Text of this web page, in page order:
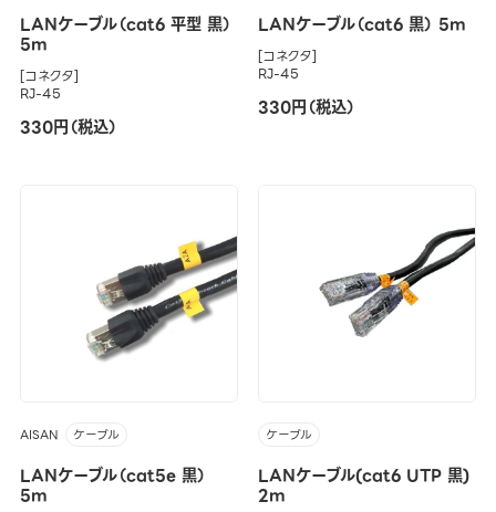
LANケーブル（cat6 平型 黒）
5m
[コネクタ]
RJ-45
330円（税込）
LANケーブル（cat6 黒） 5m
[コネクタ]
RJ-45
330円（税込）
AISAN ケーブル
LANケーブル（cat5e 黒）
5m
ケーブル
LANケーブル(cat6 UTP 黒)
2m